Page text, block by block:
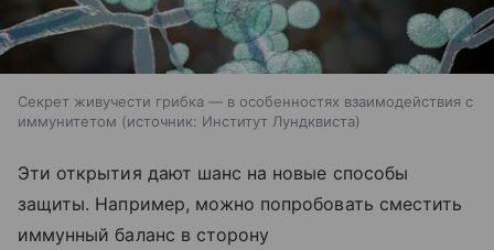
Секрет живучести грибка — в особенностях взаимодействия с
иммунитетом
источник: Институт Лундквиста
Эти открытия дают шанс на новые способы
защиты. Например, можно попробовать сместить
иммунный баланс в сторону